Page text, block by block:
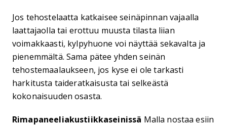
Jos tehostelaatta katkaisee seinäpinnan vajaalla
laattajaolla tai erottuu muusta tilasta liian
voimakkaasti, kylpyhuone voi näyttää sekavalta ja
pienemmältä. Sama pätee yhden seinän
tehostemaalaukseen, jos kyse ei ole tarkasti
harkitusta taideratkaisusta tai selkeästä
kokonaisuuden osasta.
Rimapaneeliakustiikkaseinissä Malla nostaa esiin